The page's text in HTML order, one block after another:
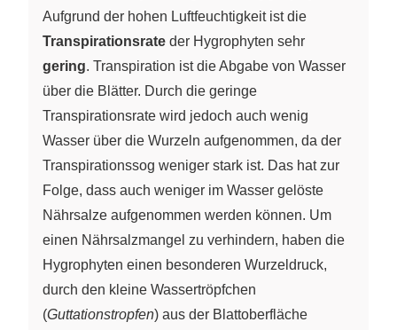
Aufgrund der hohen Luftfeuchtigkeit ist die
Transpirationsrate der Hygrophyten sehr
gering. Transpiration ist die Abgabe von Wasser
über die Blätter. Durch die geringe
Transpirationsrate wird jedoch auch wenig
Wasser über die Wurzeln aufgenommen, da der
Transpirationssog weniger stark ist. Das hat zur
Folge, dass auch weniger im Wasser gelöste
Nährsalze aufgenommen werden können. Um
einen Nährsalzmangel zu verhindern, haben die
Hygrophyten einen besonderen Wurzeldruck,
durch den kleine Wassertröpfchen
(Guttationstropfen) aus der Blattoberfläche